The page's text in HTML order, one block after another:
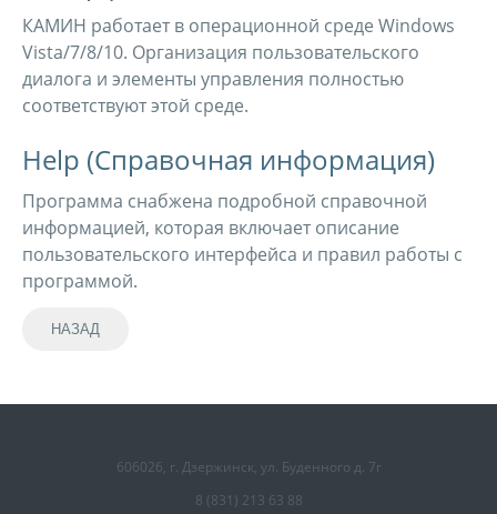
КАМИН работает в операционной среде Windows
Vista/7/8/10. Организация пользовательского
диалога и элементы управления полностью
соответствуют этой среде.
Help (Справочная информация)
Программа снабжена подробной справочной
информацией, которая включает описание
пользовательского интерфейса и правил работы с
программой.
606026, г. Дзержинск, ул. Буденного д. 7г
8 (831) 213 63 88